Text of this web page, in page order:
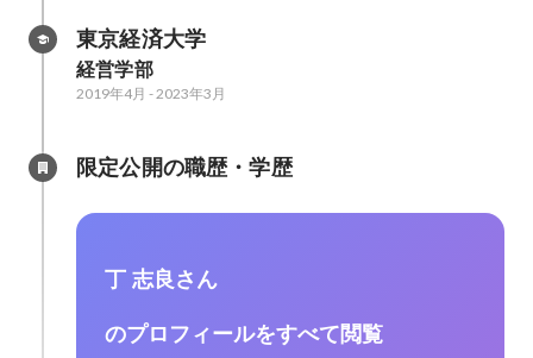
東京経済大学
経営学部
2019年4月 -2023年3月
限定公開の職歴・学歴
丁 志良さん
のプロフィールをすべて閲覧